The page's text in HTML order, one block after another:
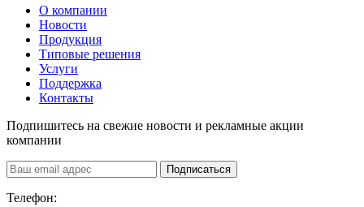
О компании
Новости
Продукция
Типовые решения
Услуги
Поддержка
Контакты
Подпишитесь на свежие новости и рекламные акции
компании
Подписаться
Телефон: